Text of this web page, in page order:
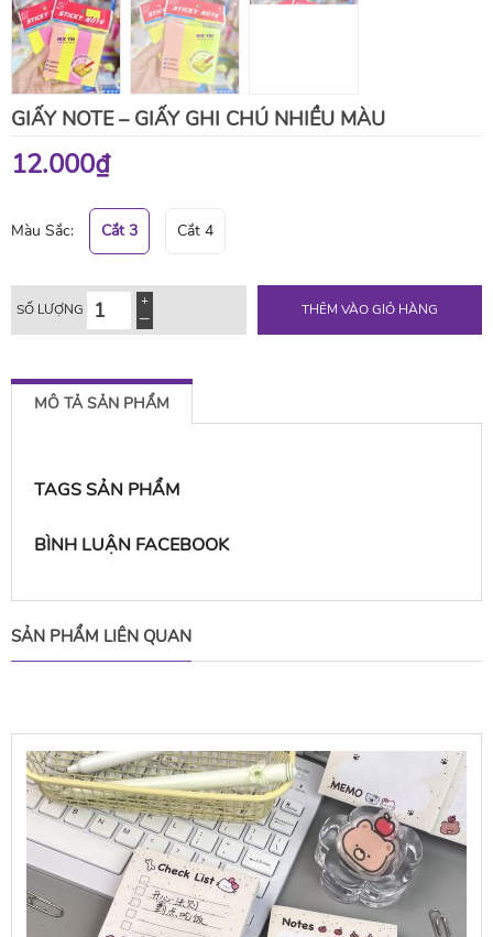
GIẤY NOTE – GIẤY GHI CHÚ NHIỀU MÀU
12.000₫
Màu Sắc: Cắt 3 Cắt 4
SỐ LƯỢNG THÊM VÀO GIỎ HÀNG
MÔ TẢ SẢN PHẨM
TAGS SẢN PHẨM
BÌNH LUẬN FACEBOOK
SẢN PHẨM LIÊN QUAN